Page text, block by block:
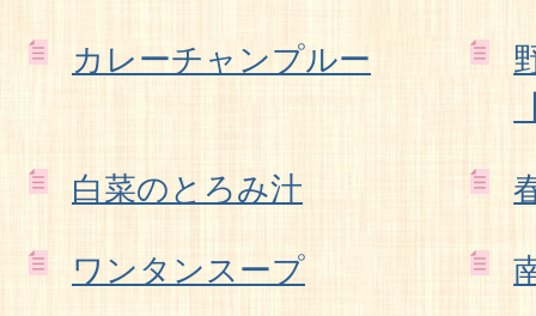
カレーチャンプルー
白菜のとろみ汁
ワンタンスープ